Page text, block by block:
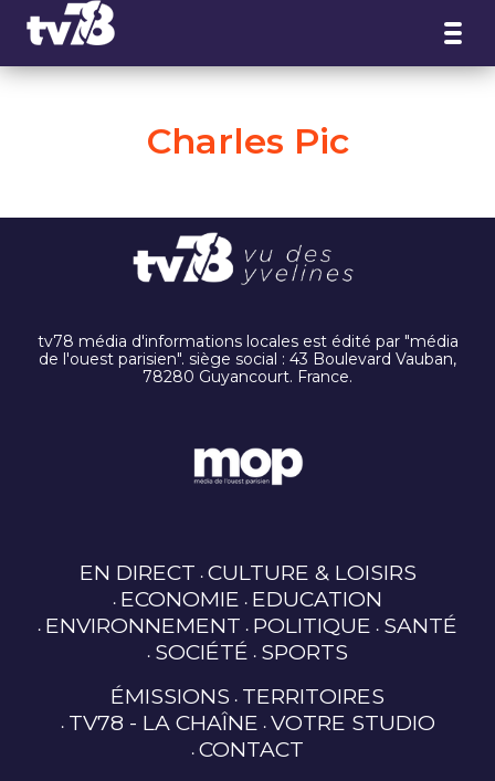
Charles Pic
tv78 média d'informations locales est édité par "média
de l'ouest parisien". siège social : 43 Boulevard Vauban,
78280 Guyancourt. France.
EN DIRECT CULTURE & LOISIRS
ECONOMIE EDUCATION
ENVIRONNEMENT POLITIQUE SANTÉ
SOCIÉTÉ SPORTS
ÉMISSIONS TERRITOIRES
TV78 - LA CHAÎNE VOTRE STUDIO
CONTACT
Panneau de gestion des cookies